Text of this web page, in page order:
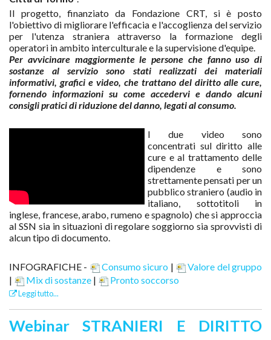
Il progetto, finanziato da Fondazione CRT, si è posto
l'obiettivo di migliorare l'efficacia e l'accoglienza del servizio
per l'utenza straniera attraverso la formazione degli
operatori in ambito interculturale e la supervisione d'equipe.
Per avvicinare maggiormente le persone che fanno uso di
sostanze al servizio sono stati realizzati dei materiali
informativi, grafici e video, che trattano del diritto alle cure,
fornendo informazioni su come accedervi e dando alcuni
consigli pratici di riduzione del danno, legati al consumo.
I due video sono
concentrati sul diritto alle
cure e al trattamento delle
dipendenze e sono
strettamente pensati per un
pubblico straniero (audio in
italiano, sottotitoli in
inglese, francese, arabo, rumeno e spagnolo) che si approccia
al SSN sia in situazioni di regolare soggiorno sia sprovvisti di
alcun tipo di documento.
INFOGRAFICHE - Consumo sicuro |
Valore del gruppo
|
Mix di sostanze | Pronto soccorso
Leggi tutto...
Webinar STRANIERI E DIRITTO